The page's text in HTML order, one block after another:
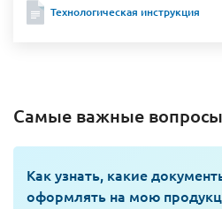
Технологическая инструкция
Самые важные вопросы
Как узнать, какие
оформлять на мою